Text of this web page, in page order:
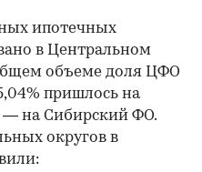
ипотечных
в Центральном
объеме доля ЦФО
пришлось на
— на Сибирский ФО.
округов в